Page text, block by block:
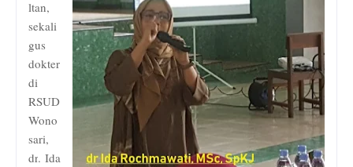
ltan,
sekali
gus
dokter
di
RSUD
Wono
sari,
dr. Ida